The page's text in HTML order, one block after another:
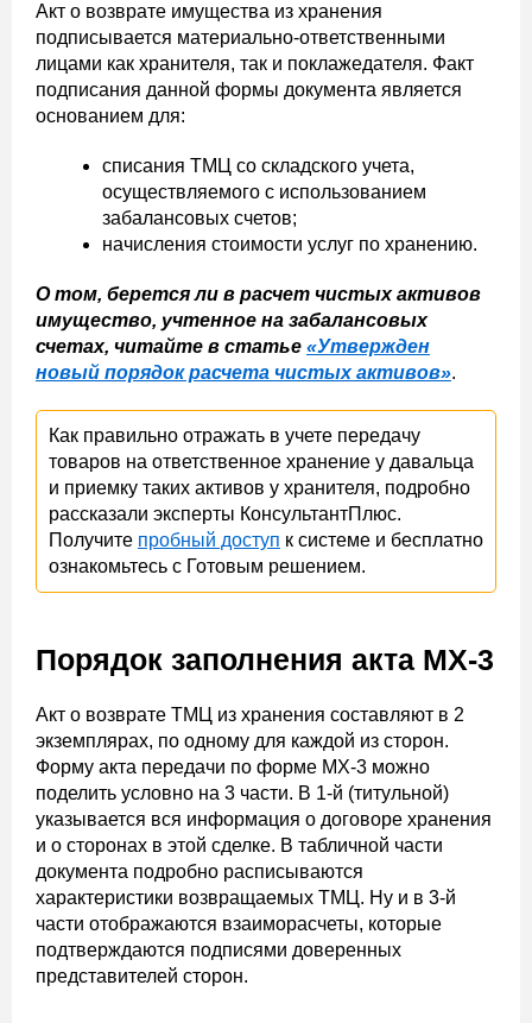
Акт о возврате имущества из хранения
подписывается материально-ответственными
лицами как хранителя, так и поклажедателя. Факт
подписания данной формы документа является
основанием для:
списания ТМЦ со складского учета,
осуществляемого с использованием
забалансовых счетов;
начисления стоимости услуг по хранению.
О том, берется ли в расчет чистых активов
имущество, учтенное на забалансовых
счетах, читайте в статье «Утвержден
новый порядок расчета чистых активов».
Как правильно отражать в учете передачу
товаров на ответственное хранение у давальца
и приемку таких активов у хранителя, подробно
рассказали эксперты КонсультантПлюс.
Получите пробный доступ к системе и бесплатно
ознакомьтесь с Готовым решением.
Порядок заполнения акта МХ-3
Акт о возврате ТМЦ из хранения составляют в 2
экземплярах, по одному для каждой из сторон.
Форму акта передачи по форме МХ-3 можно
поделить условно на 3 части. В 1-й (титульной)
указывается вся информация о договоре хранения
и о сторонах в этой сделке. В табличной части
документа подробно расписываются
характеристики возвращаемых ТМЦ. Ну и в 3-й
части отображаются взаиморасчеты, которые
подтверждаются подписями доверенных
представителей сторон.